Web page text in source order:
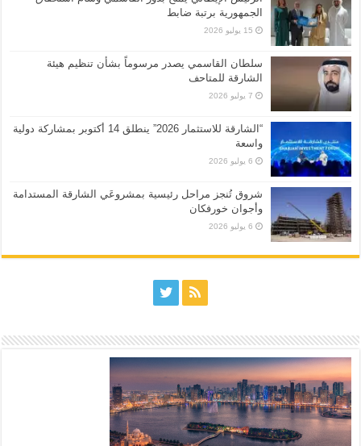
الجمهورية برتبة ضابط
15 يوليو 2026
سلطان القاسمي يصدر مرسوماً بشأن تنظيم هيئة
الشارقة للمتاحف
7 يوليو 2026
“الشارقة للاستثمار 2026” ينطلق 14 أكتوبر بمشاركة دولية
واسعة
6 يوليو 2026
شروق تُنجز مراحل رئيسية بمشروعَي الشارقة المستدامة
وأجوان خورفكان
6 يوليو 2026